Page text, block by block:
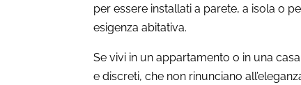
per essere installati a parete, a isola o
esigenza abitativa.
Se vivi in un appartamento o in una
e discreti, che non rinunciano